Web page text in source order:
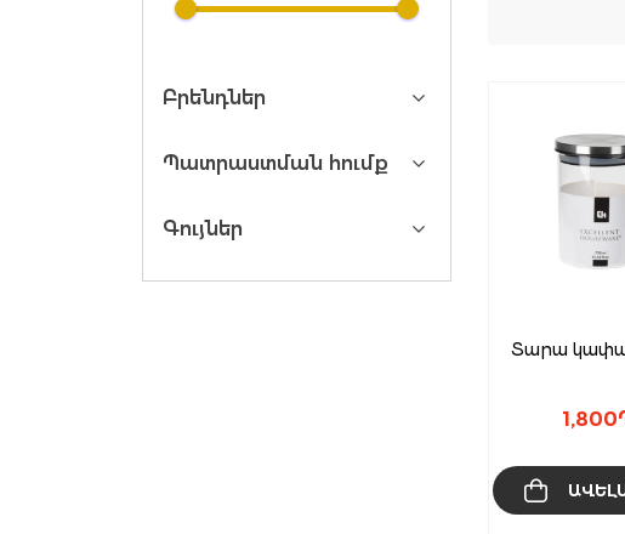
Բրենդներ
Պատրաստման հումք
Գույներ
Տարա
1,800